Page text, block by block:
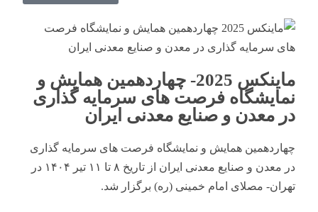
ماینکس 2025- چهاردهمین همایش و
نمایشگاه فرصت های سرمایه گذاری
در معدن و صنایع معدنی ایران
چهاردهمین همایش و نمایشگاه فرصت های سرمایه گذاری
در معدن و صنایع معدنی ایران از تاریخ ۸ تا ۱۱ تیر ۱۴۰۴ در
تهران- مصلای امام خمینی (ره) برگزار شد.